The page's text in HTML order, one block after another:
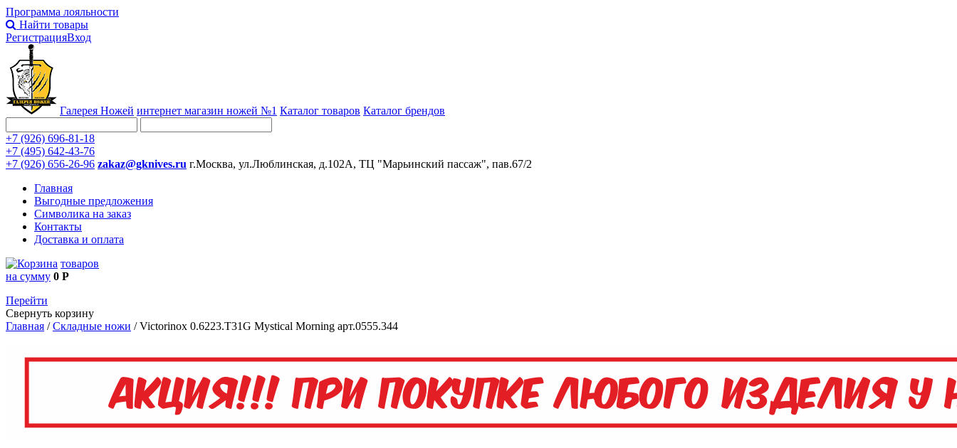
Программа лояльности
Найти товары
РегистрацияВход
Галерея Ножей интернет магазин ножей №1 Каталог товаров Каталог брендов
+7 (926) 696-81-18
+7 (495) 642-43-76
+7 (926) 656-26-96 zakaz@gknives.ru г.Москва, ул.Люблинская, д.102А, ТЦ "Марьинский пассаж", пав.67/2
Главная
Выгодные предложения
Символика на заказ
Контакты
Доставка и оплата
товаров
на сумму 0 Р
Перейти
Свернуть корзину
Главная /Складные ножи /Victorinox 0.6223.T31G Mystical Morning арт.0555.344